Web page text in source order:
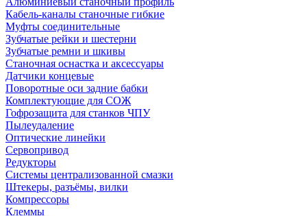
Кабель-каналы станочные гибкие
Муфты соединительные
Зубчатые рейки и шестерни
Зубчатые ремни и шкивы
Станочная оснастка и аксессуары
Датчики концевые
Поворотные оси задние бабки
Комплектующие для СОЖ
Гофрозащита для станков ЧПУ
Пылеудаление
Оптические линейки
Сервопривод
Редукторы
Системы централизованной смазки
Штекеры, разъёмы, вилки
Компрессоры
Клеммы